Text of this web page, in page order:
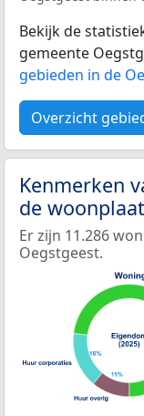
Bekijk de
gemeente
gebieden in de
Overzicht
Kenmerken
de
Er zijn 11.286
Oegstgeest.